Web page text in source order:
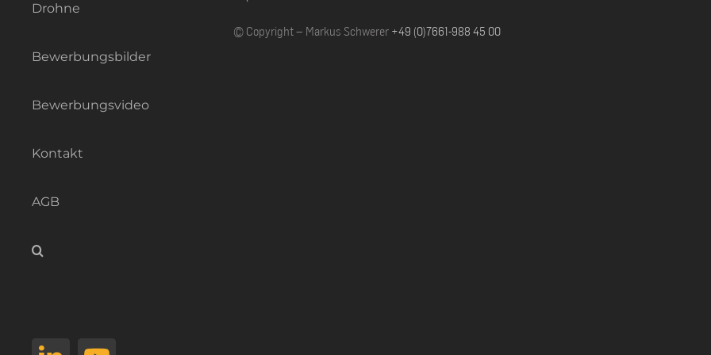
Drohne
Bewerbungsbilder
Bewerbungsvideo
Kontakt
AGB
© Copyright – Markus Schwerer +49 (0)7661-988 45 00